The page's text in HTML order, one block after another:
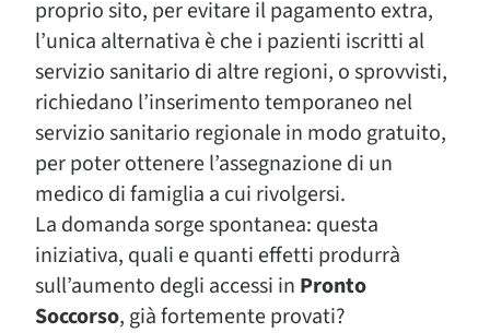
proprio sito, per evitare il pagamento extra,
l’unica alternativa è che i pazienti iscritti al
servizio sanitario di altre regioni, o sprovvisti,
richiedano l’inserimento temporaneo nel
servizio sanitario regionale in modo gratuito,
per poter ottenere l’assegnazione di un
medico di famiglia a cui rivolgersi.
La domanda sorge spontanea: questa
iniziativa, quali e quanti effetti produrrà
sull’aumento degli accessi in Pronto
Soccorso, già fortemente provati?